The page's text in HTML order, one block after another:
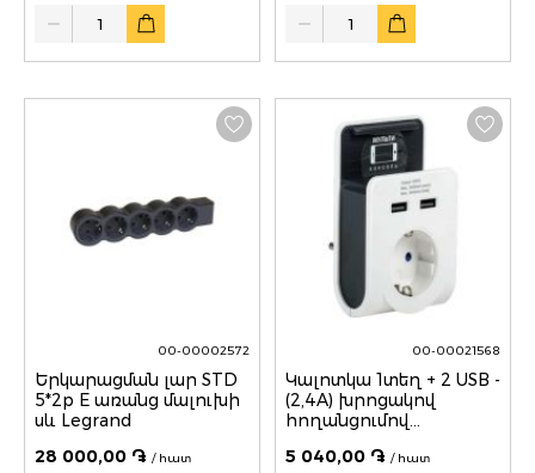
Quantity Quantity
00-00002572
Երկարացման լար STD
5*2p E առանց մալուխի
սև Legrand
28 000,00 ֏ / հատ
00-00021568
Կալոտկա 1տեղ + 2 USB -
(2,4A) խրոցակով
հողանցումով
IEK
5 040,00 ֏ / հատ